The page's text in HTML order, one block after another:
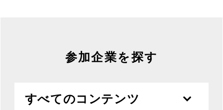
参加企業を探す
すべてのコンテンツ